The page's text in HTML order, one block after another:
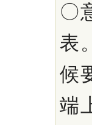
〇
表
候
端